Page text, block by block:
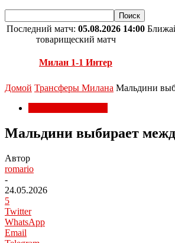
Последний матч: 05.08.2026 14:00
товарищеский матч
Милан 1-1 Интер
Домой Трансферы Милана Мальдини
Мальдини выбирает
Автор
romario
-
24.05.2026
5
Twitter
WhatsApp
Email